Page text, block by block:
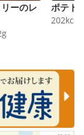
ーのレ
g
ポテト
202kcal